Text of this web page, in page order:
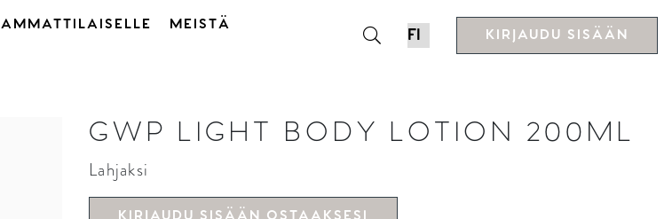
AMMATTILAISELLE
MEISTÄ
KIRJAUDU SISÄÄN
GWP LIGHT BODY LOTION 200ML
Lahjaksi